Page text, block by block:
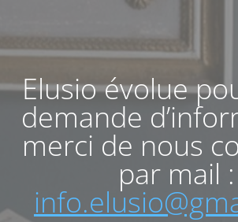
Elusio évolue
demande
merci de nous
par mail :